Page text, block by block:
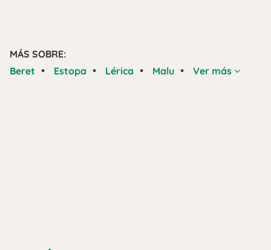
MÁS SOBRE:
Beret • Estopa • Lérica • Malu • Ver más